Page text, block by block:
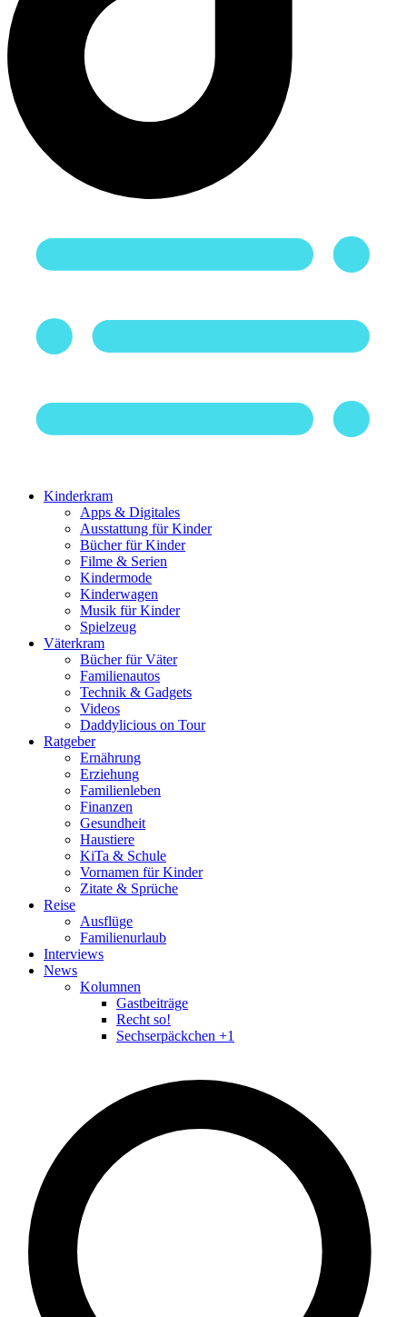
Kinderkram
Apps & Digitales
Ausstattung für Kinder
Bücher für Kinder
Filme & Serien
Kindermode
Kinderwagen
Musik für Kinder
Spielzeug
Väterkram
Bücher für Väter
Familienautos
Technik & Gadgets
Videos
Daddylicious on Tour
Ratgeber
Ernährung
Erziehung
Familienleben
Finanzen
Gesundheit
Haustiere
KiTa & Schule
Vornamen für Kinder
Zitate & Sprüche
Reise
Ausflüge
Familienurlaub
Interviews
News
Kolumnen
Gastbeiträge
Recht so!
Sechserpäckchen +1